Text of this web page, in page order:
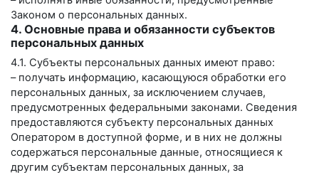
Законом о персональных данных.
4. Основные права и обязанности субъектов
персональных данных
4.1. Субъекты персональных данных имеют право:
– получать информацию, касающуюся обработки его
персональных данных, за исключением случаев,
предусмотренных федеральными законами. Сведения
предоставляются субъекту персональных данных
Оператором в доступной форме, и в них не должны
содержаться персональные данные, относящиеся к
другим субъектам персональных данных, за